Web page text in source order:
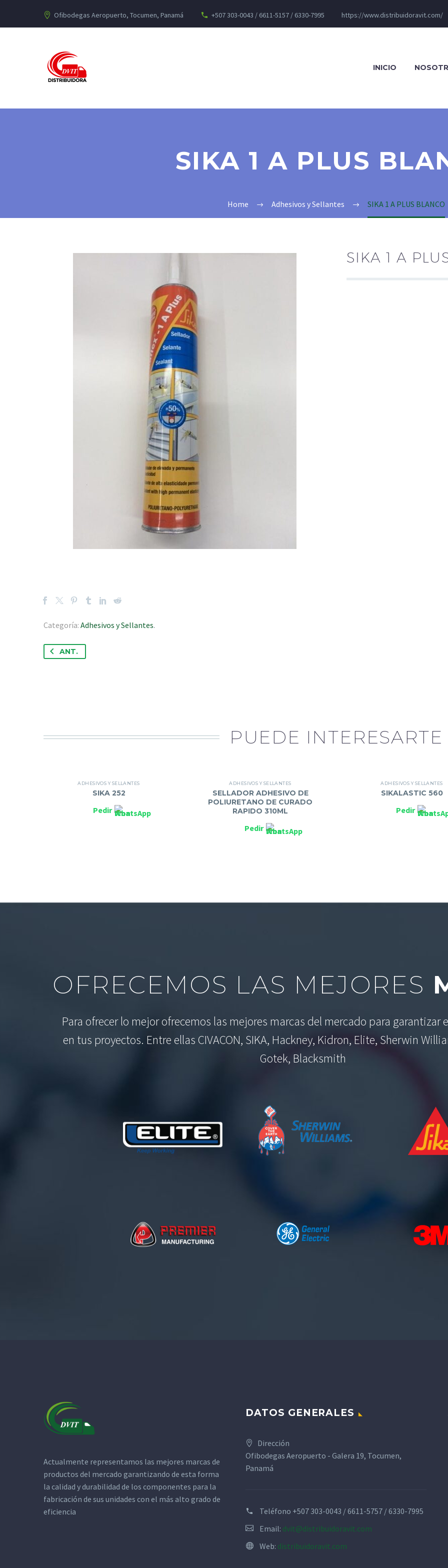
Ofibodegas Aeropuerto, Tocumen, Panamá +507 303-0043 / 6611-5157 / 6330-7995 https://www.distribuidoravit.com/
INICIO
SIKA 1 A PLUS
Home Adhesivos y Sellantes SIKA 1 A PLUS BLANCO
Categoría: Adhesivos y Sellantes.
SIKA 1 A
ANT.
PUEDE INTERESARTE
ADHESIVOS Y SELLANTES
SIKA 252
Pedir
ADHESIVOS Y SELLANTES
SELLADOR ADHESIVO DE
POLIURETANO DE CURADO
RAPIDO 310ML
Pedir
ADHESIVOS Y SELLANTES
SIKALASTIC 560
Pedir
OFRECEMOS LAS MEJORES
Para ofrecer lo mejor ofrecemos las mejores marcas del mercado para garantizar
en tus proyectos. Entre ellas CIVACON, SIKA, Hackney, Kidron, Elite, Sherwin
Gotek, Blacksmith
Actualmente representamos las mejores marcas de
productos del mercado garantizando de esta forma
la calidad y durabilidad de los componentes para la
fabricación de sus unidades con el más alto grado de
eficiencia
DATOS GENERALES
Dirección
Ofibodegas Aeropuerto - Galera 19, Tocumen,
Panamá
Teléfono +507 303-0043 / 6611-5757 / 6330-7995
Email: dvit@distribuidoravit.com
Web: distribuidoravit.com